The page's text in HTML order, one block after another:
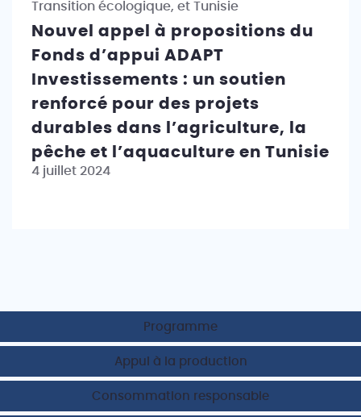
Transition écologique, et Tunisie
Nouvel appel à propositions du
Fonds d’appui ADAPT
Investissements : un soutien
renforcé pour des projets
durables dans l’agriculture, la
pêche et l’aquaculture en Tunisie
4 juillet 2024
Programme
Appui à la production
Consommation responsable